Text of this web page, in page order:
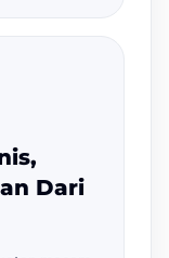
Dari